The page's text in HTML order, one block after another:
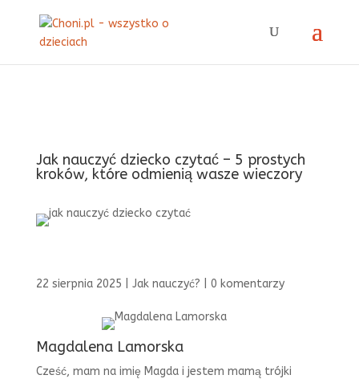
Jak nauczyć dziecko czytać – 5 prostych
kroków, które odmienią wasze wieczory
22 sierpnia 2025 Jak nauczyć? 0 komentarzy
Magdalena Lamorska
Cześć, mam na imię Magda i jestem mamą trójki